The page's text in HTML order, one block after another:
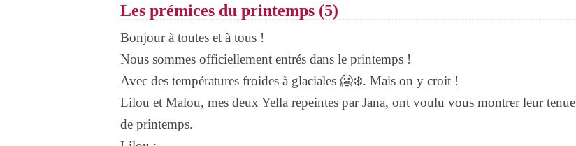
Les prémices du printemps (5)
Bonjour à toutes et à tous !
Nous sommes officiellement entrés dans le printemps !
Avec des températures froides à glaciales 🥶❄️. Mais on y croit !
Lilou et Malou, mes deux Yella repeintes par Jana, ont voulu vous montrer leur tenue
de printemps.